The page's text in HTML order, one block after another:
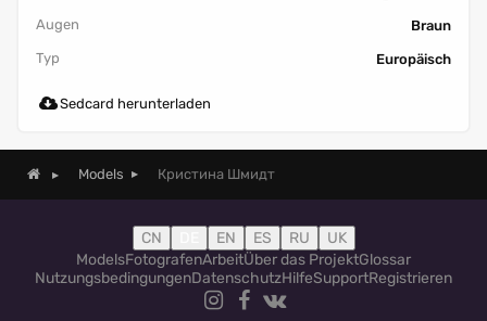
Augen
Braun
Typ
Europäisch
Sedcard herunterladen
Models Кристина Шмидт
CN EN ES RU
UK
ModelsFotografenArbeitÜber das ProjektGlossar
NutzungsbedingungenDatenschutzHilfeSupportRegistrieren